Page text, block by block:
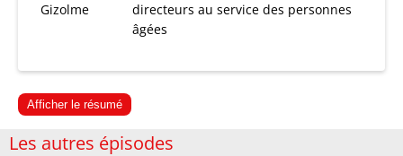
Gizolme
directeurs au service des personnes
âgées
Afficher le résumé
Les autres épisodes